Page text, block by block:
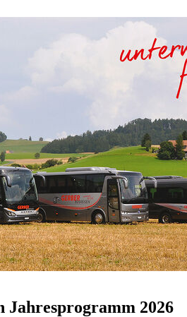
Jahresprogramm 2026